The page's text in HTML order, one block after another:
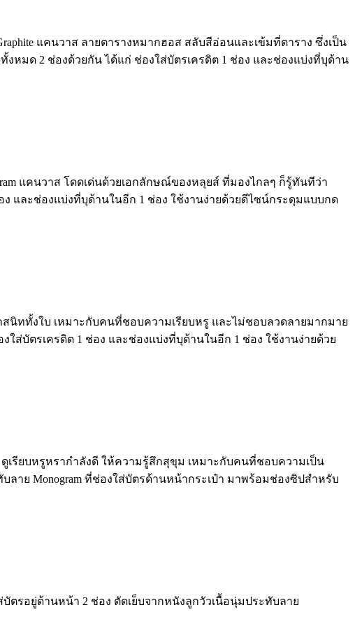
แคนวาส ลายตารางหมากฮอส สลับสีอ่อนและเข้มที่ตาราง ซึ่งเป็น
หมด 2 ช่องด้วยกัน ได้แก่ ช่องใส่บัตรเครดิต 1 ช่อง และช่องแบ่งที่บุด้าน
แคนวาส โดดเด่นด้วยเอกลักษณ์ของหลุยส์ ที่มองไกลๆ ก็รู้ทันทีว่า
และช่องแบ่งที่บุด้านในอีก 1 ช่อง ใช้งานง่ายด้วยดีไซน์กระดุมแบบกด
สนิททั้งใบ เหมาะกับคนที่ชอบความเรียบหรู และไม่ชอบลวดลายมากมาย
ส่บัตรเครดิต 1 ช่อง และช่องแบ่งที่บุด้านในอีก 1 ช่อง ใช้งานง่ายด้วย
เรียบหรูหรากำลังดี ให้ความรู้สึกสุขุม เหมาะกับคนที่ชอบความเป็น
ลาย Monogram ที่ช่องใส่บัตรด้านหน้ากระเป๋า มาพร้อมช่องซิปสำหรับ
รอยู่ด้านหน้า 2 ช่อง ตัดเย็บจากหนังลูกวัวเนื้อนุ่มประทับลาย